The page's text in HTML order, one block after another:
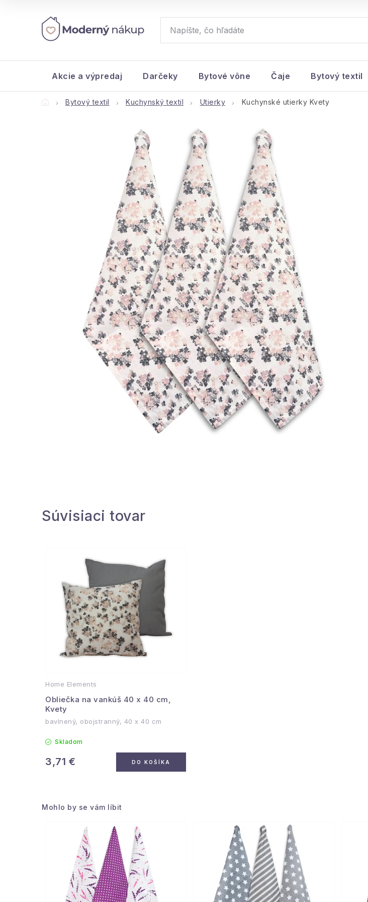
Akcie a výpredaj Darčeky Bytové vône Čaje Bytový textil
DomovBytový textil Kuchynský textil Utierky Kuchynské utierky Kvety
Mohlo by se vám líbit
Súvisiaci tovar
Home Elements
Obliečka na vankúš 40 x 40 cm,
Kvety
bavlnený, obojstranný, 40 x 40 cm
Skladom
3,71 € DO KOŠÍKA